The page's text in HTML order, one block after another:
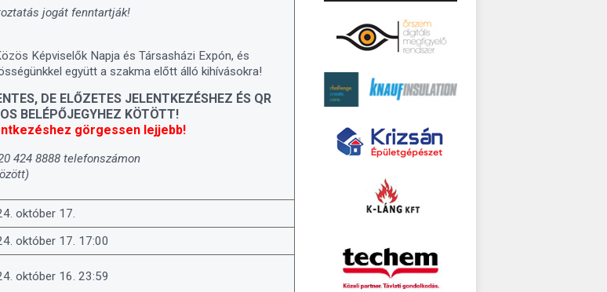
jogát fenntartják!
Képviselők Napja és Társasházi Expón, és
együtt a szakma előtt álló kihívásokra!
DE ELŐZETES JELENTKEZÉSHEZ ÉS QR
BELÉPŐJEGYHEZ KÖTÖTT!
görgessen lejjebb!
424 8888 telefonszámon
október 17.
október 17. 17:00
október 16. 23:59